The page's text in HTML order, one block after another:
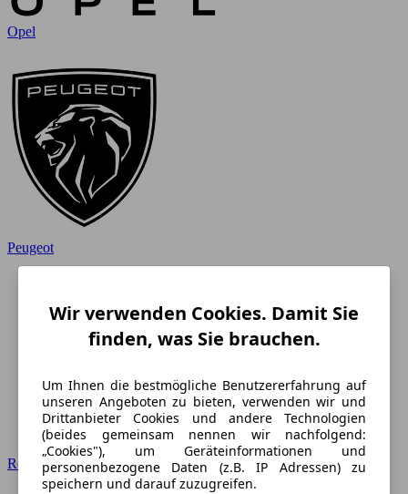
Opel
Peugeot
Renault
Wir verwenden Cookies. Damit Sie
finden, was Sie brauchen.
Um Ihnen die bestmögliche Benutzererfahrung auf
unseren Angeboten zu bieten, verwenden wir und
Drittanbieter Cookies und andere Technologien
(beides gemeinsam nennen wir nachfolgend:
„Cookies"), um Geräteinformationen und
personenbezogene Daten (z.B. IP Adressen) zu
speichern und darauf zuzugreifen.